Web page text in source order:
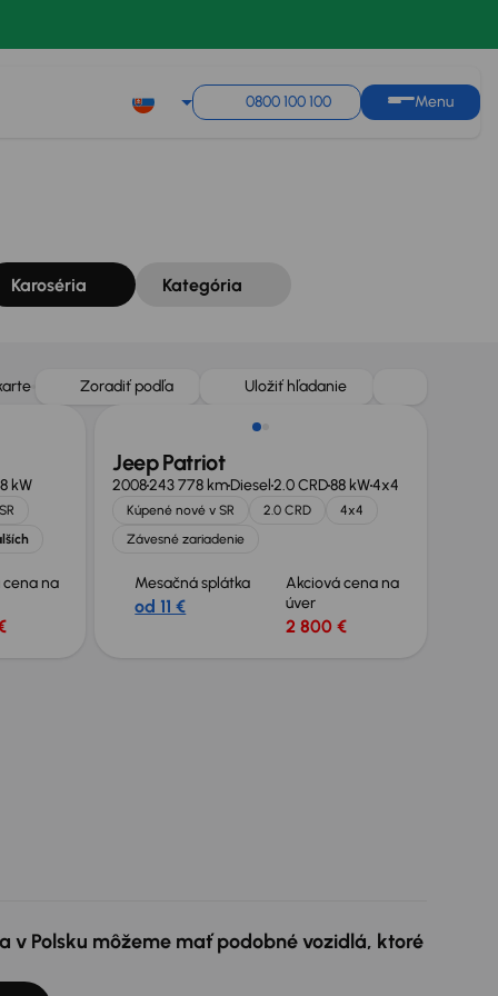
0800 100 100 Menu
Karoséria Kategória
Zoradiť podľa Uložiť hľadanie
kW
na
Jeep Patriot
2008243 778 kmDiesel2.0 CRD88 kW4x4
Kúpené nové v SR 2.0 CRD
4x4
Závesné zariadenie
Mesačná splátka
od 11 €
Akciová cena na
úver
2 800 €
v Polsku môžeme mať podobné vozidlá, ktoré